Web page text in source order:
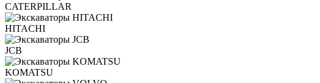
CATERPILLAR
HITACHI
JCB
KOMATSU